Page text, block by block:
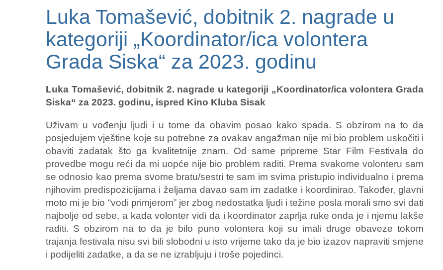
Luka Tomašević, dobitnik 2. nagrade u
kategoriji „Koordinator/ica volontera
Grada Siska“ za 2023. godinu
Luka Tomašević, dobitnik 2. nagrade u kategoriji „Koordinator/ica volontera Grada
Siska“ za 2023. godinu, ispred Kino Kluba Sisak
Uživam u vođenju ljudi i u tome da obavim posao kako spada. S obzirom na to da
posjedujem vještine koje su potrebne za ovakav angažman nije mi bio problem uskočiti i
obaviti zadatak što ga kvalitetnije znam. Od same pripreme Star Film Festivala do
provedbe mogu reći da mi uopće nije bio problem raditi. Prema svakome volonteru sam
se odnosio kao prema svome bratu/sestri te sam im svima pristupio individualno i prema
njihovim predispozicijama i željama davao sam im zadatke i koordinirao. Također, glavni
moto mi je bio “vodi primjerom” jer zbog nedostatka ljudi i težine posla morali smo svi dati
najbolje od sebe, a kada volonter vidi da i koordinator zaprlja ruke onda je i njemu lakše
raditi. S obzirom na to da je bilo puno volontera koji su imali druge obaveze tokom
trajanja festivala nisu svi bili slobodni u isto vrijeme tako da je bio izazov napraviti smjene
i podijeliti zadatke, a da se ne izrabljuju i troše pojedinci.